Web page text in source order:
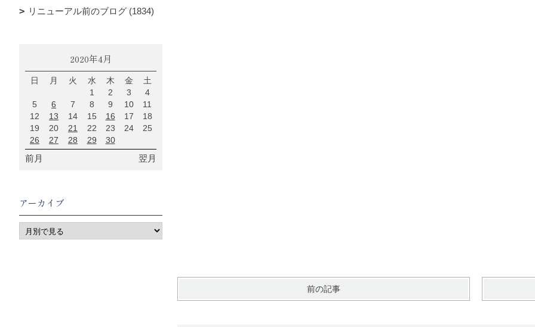
前の記事
リニューアル前のブログ (1834)
2020年4月
日 月 火 水 木 金
土
1
2 3
4
5
6 7 8 9 10
11
12
13 14 15 16 17
18
19
20 21 22 23 24
25
26
27 28 29 30
前月 翌月
アーカイブ